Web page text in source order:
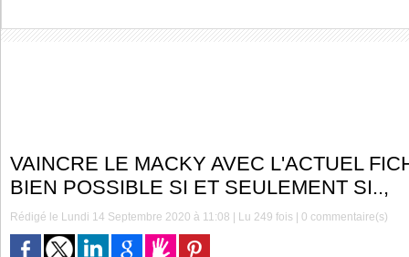
VAINCRE LE MACKY AVEC L'ACTUEL
BIEN POSSIBLE SI ET SEULEMENT SI..,
Rédigé le Lundi 14 Septembre 2020 à 11:08 | Lu 249 fois |0 commentaire(s)